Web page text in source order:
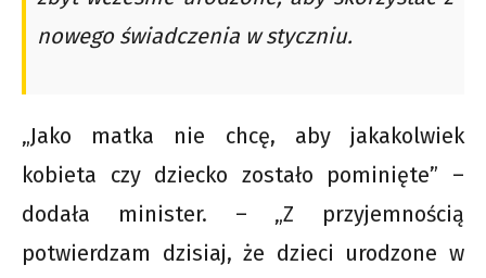
nowego świadczenia w styczniu.
„Jako matka nie chcę, aby jakakolwiek
kobieta czy dziecko zostało pominięte” –
dodała minister. – „Z przyjemnością
potwierdzam dzisiaj, że dzieci urodzone w